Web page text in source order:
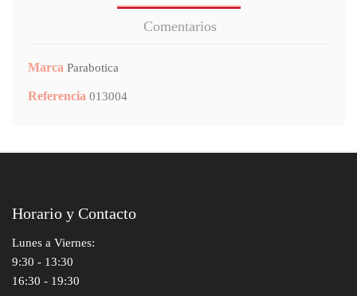
Comentarios
Marca Parabotica
Referencia 013004
Horario y Contacto
Lunes a Viernes:
9:30 - 13:30
16:30 - 19:30